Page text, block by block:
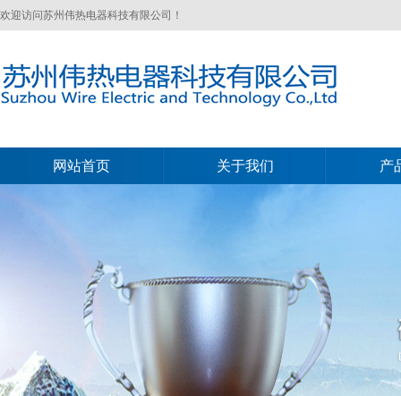
欢迎访问苏州伟热电器科技有限公司！
网站首页 关于我们
关于我们
产